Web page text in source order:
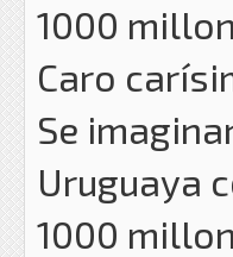
1000
Caro
Se
Uruguaya
1000